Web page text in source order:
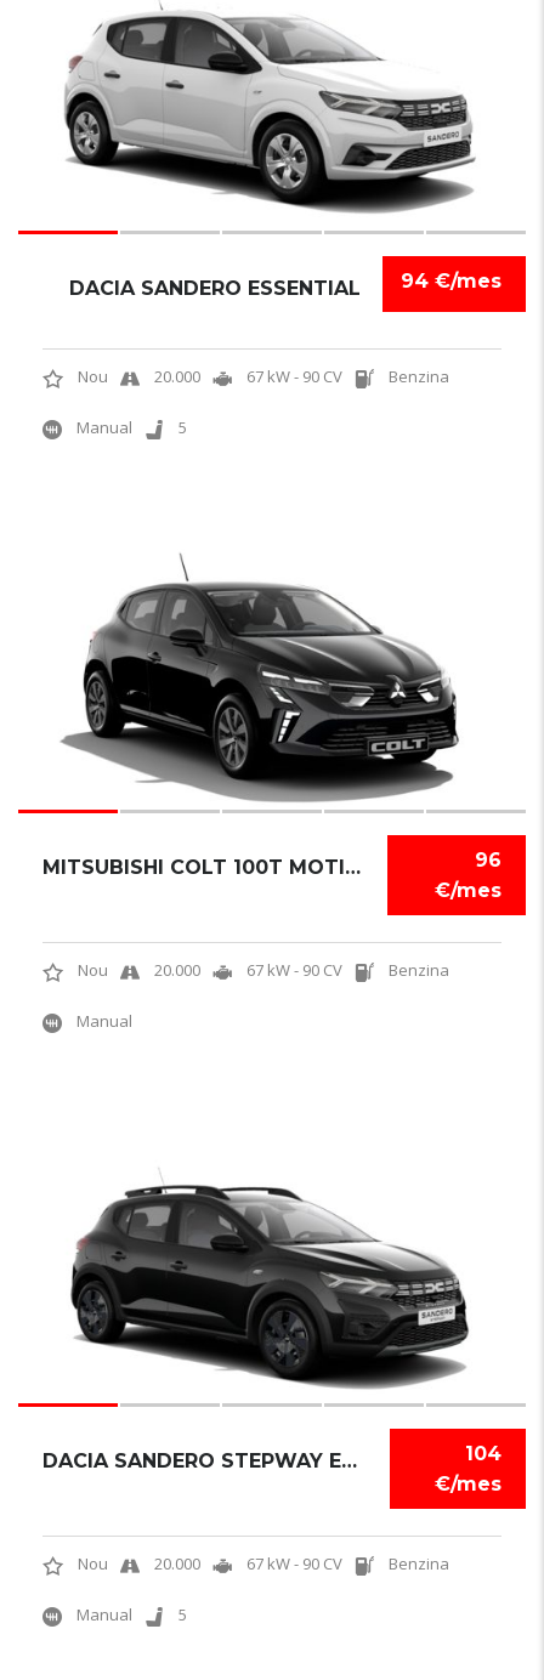
94 €/mes
DACIA SANDERO ESSENTIAL
Nou 20.000 67 kW - 90 CV Benzina
Manual 5
96
€/mes
MITSUBISHI COLT 100T MOTION
Nou 20.000 67 kW - 90 CV Benzina
Manual
104
€/mes
DACIA SANDERO STEPWAY EXPRESSION
Nou 20.000 67 kW - 90 CV Benzina
Manual 5